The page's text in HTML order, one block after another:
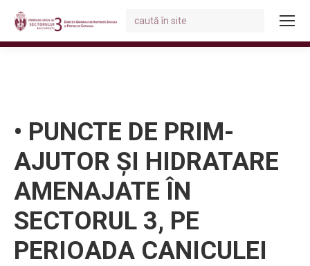
Search:
• PUNCTE DE PRIM-
AJUTOR ȘI HIDRATARE
AMENAJATE ÎN
SECTORUL 3, PE
PERIOADA CANICULEI